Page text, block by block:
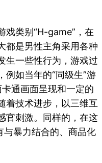
戏类别“H-game”，在
都是男性主角采用各种
生一些性行为，游戏过
例如当年的“同级生”游
通画面呈现和一定的
着技术进步，以三维互
官刺激。同样的，在这
与暴力结合的、商品化